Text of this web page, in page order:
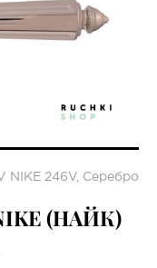
NIKE 246V, Серебро
(НАЙК)